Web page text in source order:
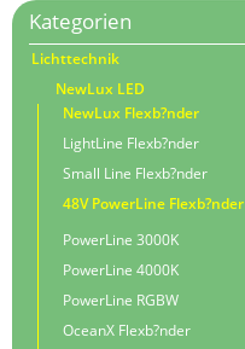
Kategorien
Lichttechnik
NewLux LED
NewLux Flexb?nder
LightLine Flexb?nder
Small Line Flexb?nder
48V PowerLine Flexb?nder
PowerLine 3000K
PowerLine 4000K
PowerLine RGBW
OceanX Flexb?nder